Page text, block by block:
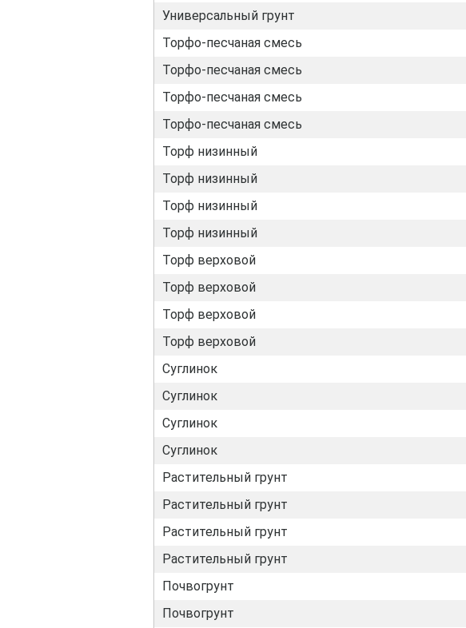
Универсальный грунт
Торфо-песчаная смесь
Торфо-песчаная смесь
Торфо-песчаная смесь
Торфо-песчаная смесь
Торф низинный
Торф низинный
Торф низинный
Торф низинный
Торф верховой
Торф верховой
Торф верховой
Торф верховой
Суглинок
Суглинок
Суглинок
Суглинок
Растительный грунт
Растительный грунт
Растительный грунт
Растительный грунт
Почвогрунт
Почвогрунт